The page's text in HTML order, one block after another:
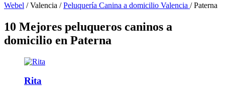
Webel / Valencia / Peluquería Canina a domicilio Valencia / Paterna
10 Mejores peluqueros caninos a
domicilio en Paterna
Rita